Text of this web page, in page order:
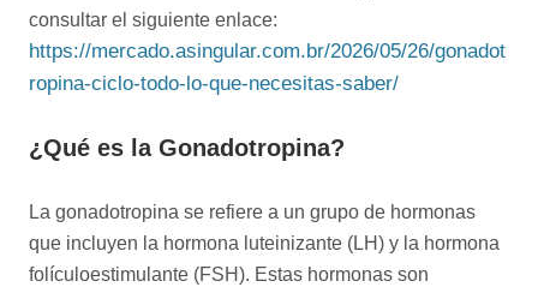
consultar el siguiente enlace:
https://mercado.asingular.com.br/2026/05/26/gonadot
ropina-ciclo-todo-lo-que-necesitas-saber/
¿Qué es la Gonadotropina?
La gonadotropina se refiere a un grupo de hormonas
que incluyen la hormona luteinizante (LH) y la hormona
folículoestimulante (FSH). Estas hormonas son